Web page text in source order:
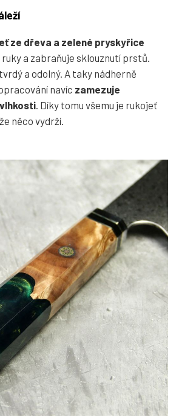
ze dřeva a zelené pryskyřice
a zabraňuje sklouznutí prstů.
a odolný. A taky nádherně
navíc zamezuje
. Díky tomu všemu je rukojeť
něco vydrží.